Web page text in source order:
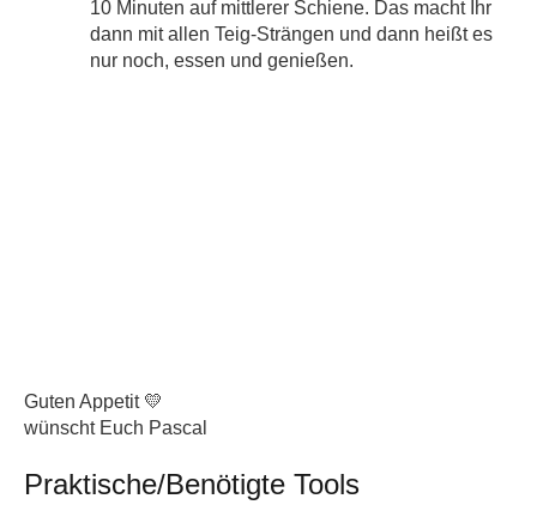
10 Minuten auf mittlerer Schiene. Das macht Ihr
dann mit allen Teig-Strängen und dann heißt es
nur noch, essen und genießen.
Guten Appetit 💛
wünscht Euch Pascal
Praktische/Benötigte Tools